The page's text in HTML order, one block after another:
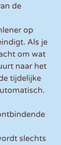
de
op
Als je
om wat
naar het
tijdelijke
slechts